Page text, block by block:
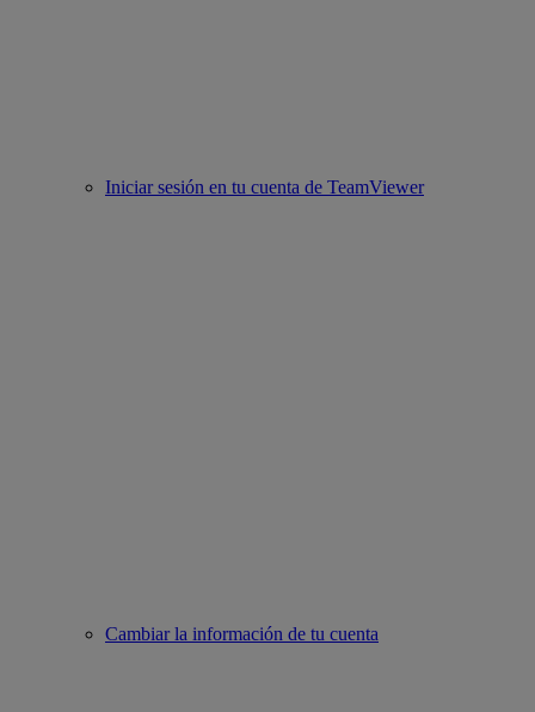
Iniciar sesión en tu cuenta de TeamViewer
Cambiar la información de tu cuenta